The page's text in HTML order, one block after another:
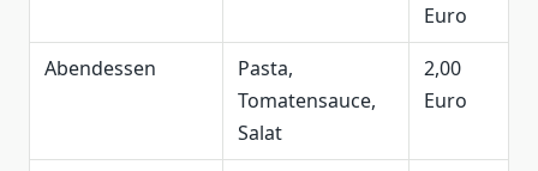
Euro
Abendessen
Pasta,
Tomatensauce,
Salat
2,00
Euro